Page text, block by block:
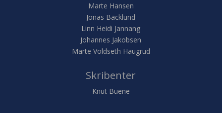
Marte Hansen
Jonas Bäcklund
Linn Heidi Jannang
Johannes Jakobsen
Marte Voldseth Haugrud
Skribenter
Knut Buene